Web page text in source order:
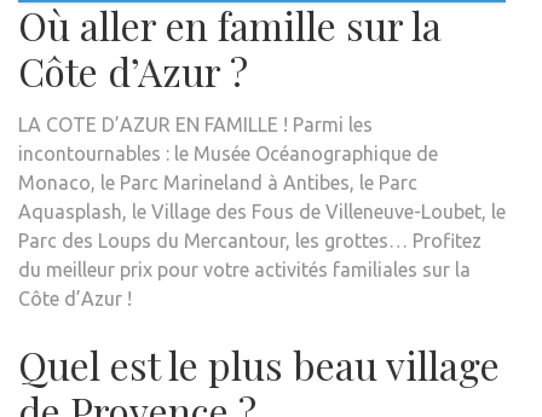
Où aller en famille sur la
Côte d’Azur ?
LA COTE D’AZUR EN FAMILLE ! Parmi les
incontournables : le Musée Océanographique de
Monaco, le Parc Marineland à Antibes, le Parc
Aquasplash, le Village des Fous de Villeneuve-Loubet, le
Parc des Loups du Mercantour, les grottes… Profitez
du meilleur prix pour votre activités familiales sur la
Côte d’Azur !
Quel est le plus beau village